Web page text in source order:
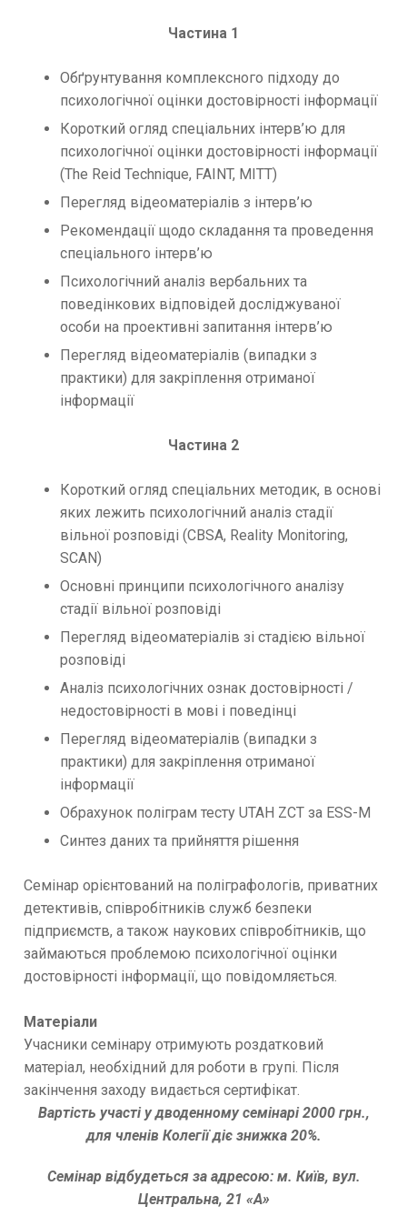
Частина 1
Обґрунтування комплексного підходу до
психологічної оцінки достовірності інформації
Короткий огляд спеціальних інтерв’ю для
психологічної оцінки достовірності інформації
(The Reid Technique, FAINT, MITT)
Перегляд відеоматеріалів з інтерв’ю
Рекомендації щодо складання та проведення
спеціального інтерв’ю
Психологічний аналіз вербальних та
поведінкових відповідей досліджуваної
особи на проективні запитання інтерв’ю
Перегляд відеоматеріалів (випадки з
практики) для закріплення отриманої
інформації
Частина 2
Короткий огляд спеціальних методик, в основі
яких лежить психологічний аналіз стадії
вільної розповіді (CBSA, Reality Monitoring,
SCAN)
Основні принципи психологічного аналізу
стадії вільної розповіді
Перегляд відеоматеріалів зі стадією вільної
розповіді
Аналіз психологічних ознак достовірності /
недостовірності в мові і поведінці
Перегляд відеоматеріалів (випадки з
практики) для закріплення отриманої
інформації
Обрахунок поліграм тесту UTAH ZCT за ESS-M
Синтез даних та прийняття рішення
Семінар орієнтований на поліграфологів, приватних
детективів, співробітників служб безпеки
підприємств, а також наукових співробітників, що
займаються проблемою психологічної оцінки
достовірності інформації, що повідомляється.
Матеріали
Учасники семінару отримують роздатковий
матеріал, необхідний для роботи в групі. Після
закінчення заходу видається сертифікат.
Вартість участі у дводенному семінарі 2000 грн.,
для членів Колегії діє знижка 20%.
Семінар відбудеться за адресою: м. Київ, вул.
Центральна, 21 «А»